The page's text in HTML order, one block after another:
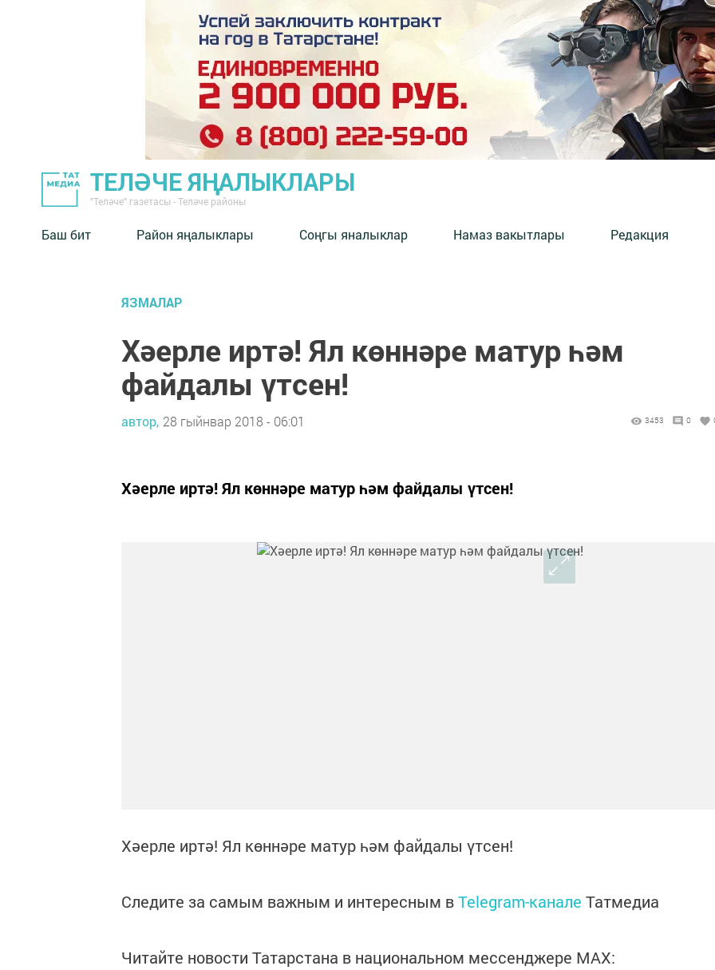
ТЕЛӘЧЕ ЯҢАЛЫКЛАРЫ
"Теләче" газетасы - Теләче районы
Баш бит Район яңалыклары Соңгы яналыклар Намаз вакытлары Редакция
ЯЗМАЛАР
Хәерле иртә! Ял көннәре матур һәм
файдалы үтсен!
автор, 28 гыйнвар 2018 - 06:01 3453 0
Хәерле иртә! Ял көннәре матур һәм файдалы үтсен!
Хәерле иртә! Ял көннәре матур һәм файдалы үтсен!
Следите за самым важным и интересным вTelegram-канале Татмедиа
Читайте новости Татарстана в национальном мессенджере MАХ: